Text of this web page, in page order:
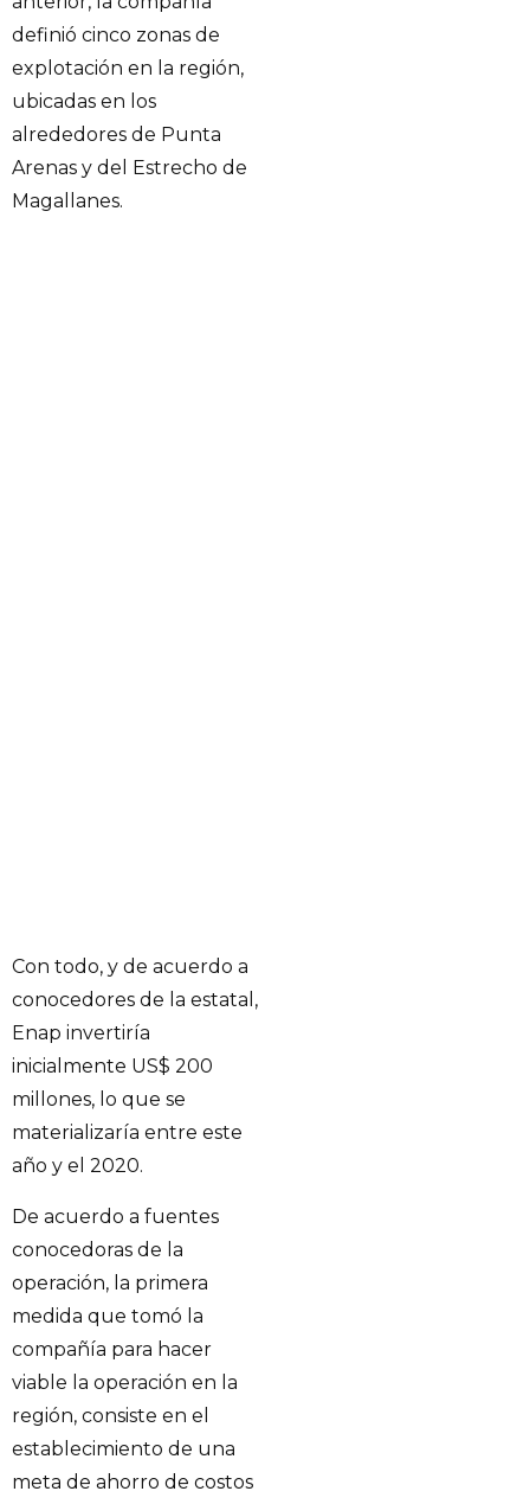
definió cinco zonas de
explotación en la región,
ubicadas en los
alrededores de Punta
Arenas y del Estrecho de
Magallanes.
Con todo, y de acuerdo a
conocedores de la estatal,
Enap invertiría
inicialmente US$ 200
millones, lo que se
materializaría entre este
año y el 2020.
De acuerdo a fuentes
conocedoras de la
operación, la primera
medida que tomó la
compañía para hacer
viable la operación en la
región, consiste en el
establecimiento de una
meta de ahorro de costos